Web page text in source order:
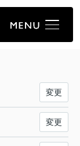
変更
変更